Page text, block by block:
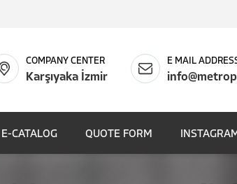
COMPANY CENTER
Karşıyaka İzmir
E MAIL
E-CATALOG QUOTE FORM